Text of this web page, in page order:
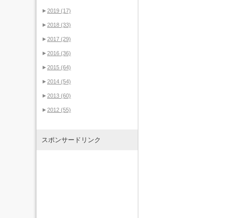
►2019 (17)
►2018 (33)
►2017 (29)
►2016 (36)
►2015 (64)
►2014 (54)
►2013 (60)
►2012 (55)
スポンサードリンク